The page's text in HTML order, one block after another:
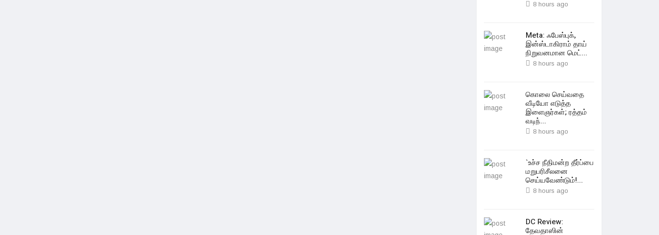
8 hours ago
Meta: ஃபேஸ்புக்,
இன்ஸ்டாகிராம் தாய்
நிறுவனமான மெட்...
8 hours ago
கொலை செய்வதை
வீடியோ எடுத்த
இளைஞர்கள்; ரத்தம்
வடிந்...
8 hours ago
`உச்ச நீதிமன்ற தீர்ப்பை
மறுபரிசீலனை
செய்யவேண்டும்!...
8 hours ago
DC Review:
தேவதாஸின்